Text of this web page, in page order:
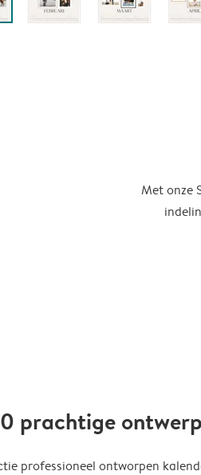
Met onze
prachtige
professioneel ontworpen